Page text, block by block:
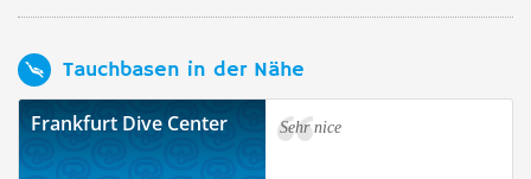
Tauchbasen in der Nähe
Frankfurt Dive Center Sehr nice